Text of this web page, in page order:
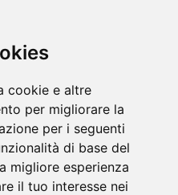
cookie e altre
per migliorare la
per i seguenti
di base del
migliore esperienza
il tuo interesse nei